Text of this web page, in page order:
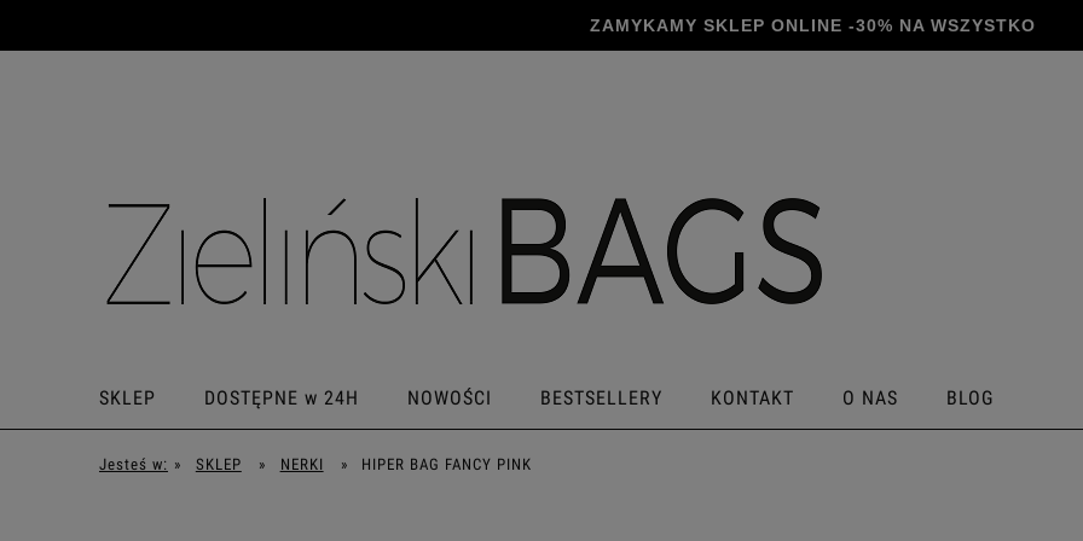
SKLEP DOSTĘPNE w 24H NOWOŚCI BESTSELLERY KONTAKT O NAS BLOG
Jesteś w: » SKLEP » NERKI » HIPER BAG FANCY PINK